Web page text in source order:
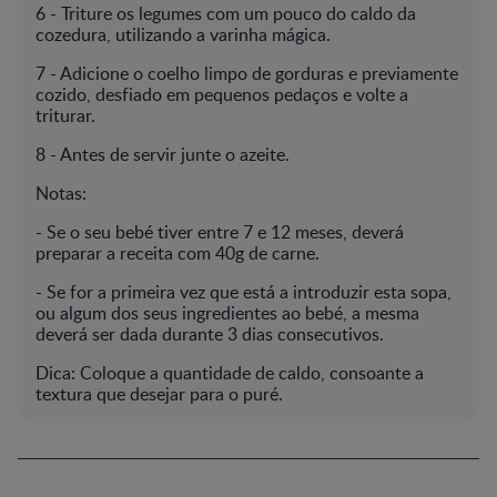
6 - Triture os legumes com um pouco do caldo da
cozedura, utilizando a varinha mágica.
7 - Adicione o coelho limpo de gorduras e previamente
cozido, desfiado em pequenos pedaços e volte a
triturar.
8 - Antes de servir junte o azeite.
Notas:
- Se o seu bebé tiver entre 7 e 12 meses, deverá
preparar a receita com 40g de carne.
- Se for a primeira vez que está a introduzir esta sopa,
ou algum dos seus ingredientes ao bebé, a mesma
deverá ser dada durante 3 dias consecutivos.
Dica: Coloque a quantidade de caldo, consoante a
textura que desejar para o puré.